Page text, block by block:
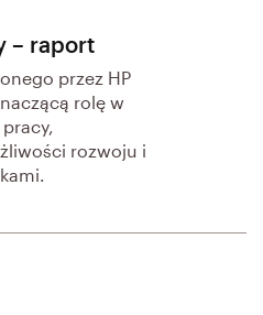
– raport
przez HP
rolę w
rozwoju i